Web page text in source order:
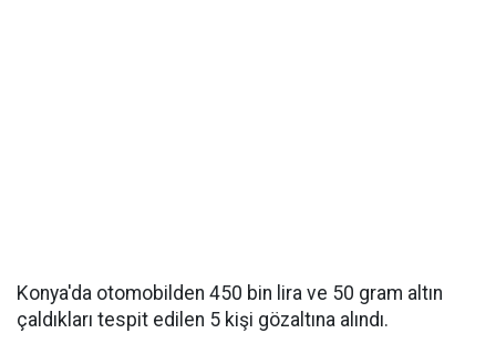
Konya'da otomobilden 450 bin lira ve 50 gram altın
çaldıkları tespit edilen 5 kişi gözaltına alındı.